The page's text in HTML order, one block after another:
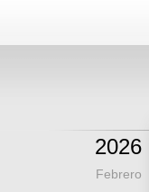
2026
Febrero